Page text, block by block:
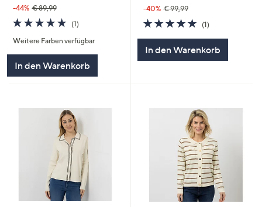
-44% € 89,99
5.0
von
5
(1)
Weitere Farben verfügbar
In den Warenkorb
-40% € 99,99
5.0
von
5
(1)
In den Warenkorb